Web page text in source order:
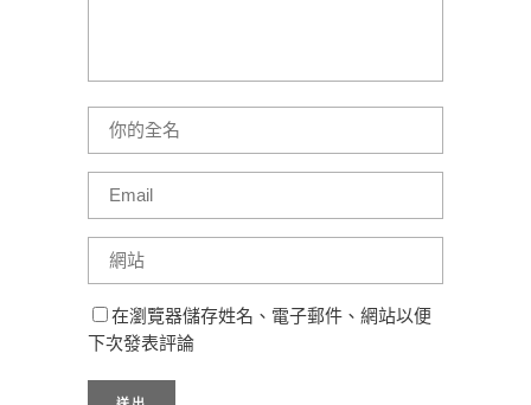
在瀏覽器儲存姓名、電子郵件、網站以便
下次發表評論